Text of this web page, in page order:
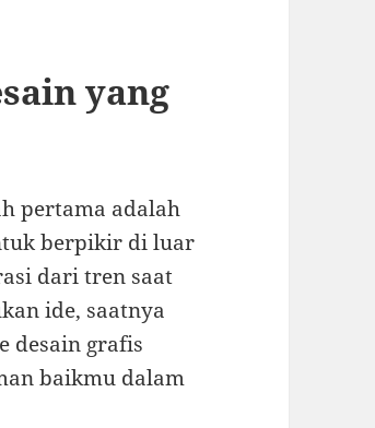
yang
pertama adalah
berpikir di luar
dari tren saat
ide, saatnya
desain grafis
baikmu dalam